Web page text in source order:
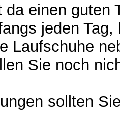
da einen guten
jeden
Laufschuhe
Sie noch
sollten